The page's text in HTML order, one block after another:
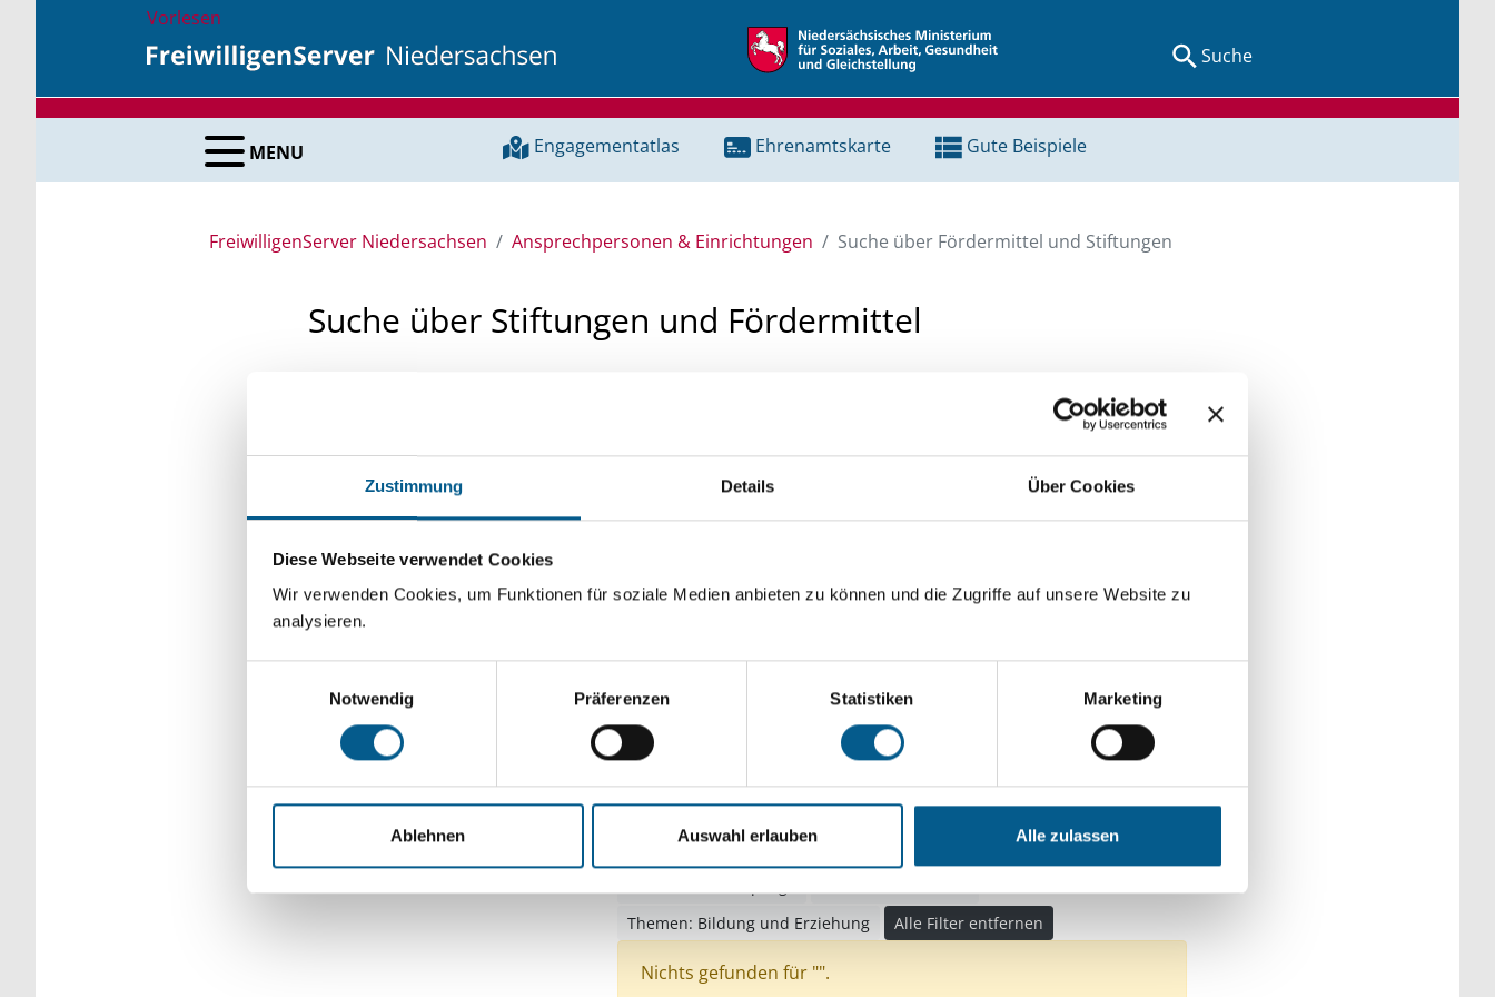
Zustimmung Details Über Cookies
Diese Webseite verwendet Cookies
Wir verwenden Cookies, um Funktionen für soziale Medien anbieten zu können und die Zugriffe auf unsere Website zu
analysieren.
Notwendig
Präferenzen Statistiken Marketing
Ablehnen Auswahl erlauben Alle zulassen
Vorlesen
Suche
MENU Engagementatlas Ehrenamtskarte Gute Beispiele
FreiwilligenServer Niedersachsen Ansprechpersonen & Einrichtungen Suche über Fördermittel und Stiftungen
Suche über Stiftungen und Fördermittel
unsere Fördermitteldatenbank und Stiftungsdatenbank recherchieren. Bei der Suche bitte die Groß- und
Kleinschreibung beachten.
verfeinert werden.
Aktive Filter:
Themen: Kinder, Jugendliche & Familie
Themen: Seniorinnen, Senioren & Pflege
Themen: Bürgerschaftliches Engagement
Themen: Denkmalschutz
Themen: Bildung und Erziehung
Alle Filter entfernen
Nichts gefunden für "".